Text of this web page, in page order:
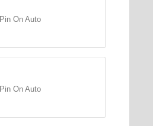
Pin On Auto
Pin On Auto